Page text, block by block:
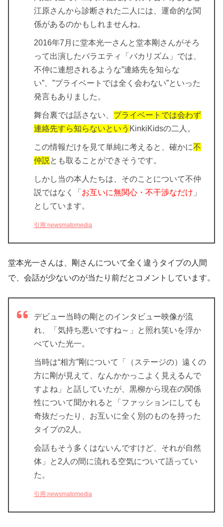
江原さんから診断された二人には、 運命的な関
係があるのかもしれませんね。
2016年7月に堂本光一さんと堂本剛さんがそろ
って出演したバラエティ「バカリズム」では、
不仲に連想されるような”連絡先を知らな
い”、”プライベートでは全く会わない”といった
発言もありました。
舞台裏では話さない、 プライベートでは会わず
連絡先すら知らないという KinkiKidsの二人。
この情報だけを見て単純に考えると、確かに不
仲説 とも取ることができそうです。
しかし当の本人たちは、そのことについて不仲
説ではなく「 お互いに無関心・不干渉なだけ 」
としています。
引用:newsmatomedia
堂本光一さんは、剛さんについて全く違うタイプの人間
で、会話が少ないのが当たり前だとコメントしています。
デビュー当時の剛とのインタビュー映像が流
れ、「気持ち悪いですね～」と照れ笑いを浮か
べていた光一。
当時は“相方”剛について「（ステージの）遠くの
方に剛が見えて、なんかかっこよく見えるんで
すよね」と話していたが、黒柳から現在の関係
性について聞かれると「ファッションにしても
奇抜だったり、お互いに全く別のものを持った
タイプの2人。
会話もそう多くはないんですけど、それが自然
体」と2人の間に流れる空気について語ってい
た。
引用:newsmatomedia